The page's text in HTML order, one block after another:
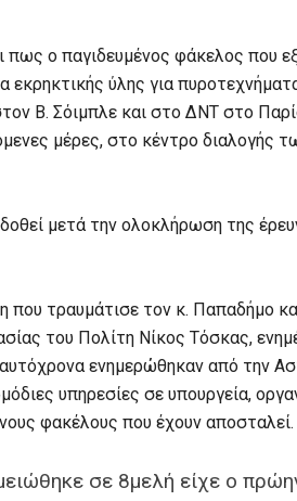
πως ο παγιδευμένος φάκελος που
ύλης για
Β. Σόιμπλε και στο ΔΝΤ στο
μέρες, στο κέντρο διαλογής
μετά την ολοκλήρωση της
που τραυμάτισε τον κ. Παπαδήμο
του Πολίτη Νίκος Τόσκας,
ενημερώθηκαν από την
υπηρεσίες σε υπουργεία,
φακέλους που έχουν αποσταλεί.
σε 8μελή είχε ο